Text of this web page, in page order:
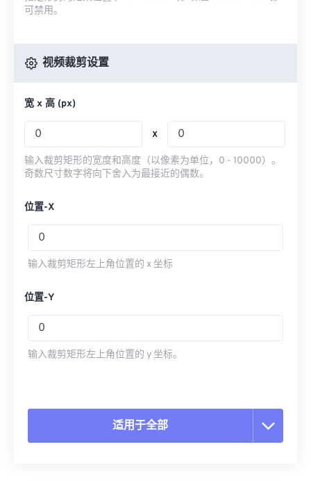
可禁用。
视频裁剪设置
宽 x 高 (px)
x
输入裁剪矩形的宽度和高度（以像素为单位，0 - 10000）。
奇数尺寸数字将向下舍入为最接近的偶数。
位置-X
输入裁剪矩形左上角位置的 x 坐标
位置-Y
输入裁剪矩形左上角位置的 y 坐标。
适用于全部